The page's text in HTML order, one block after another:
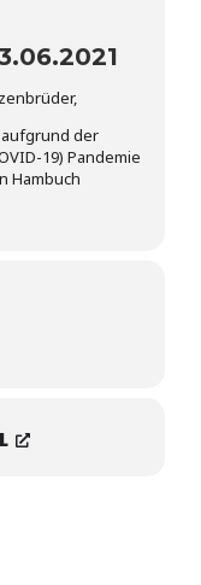
aufgrund der
19) Pandemie
Hambuch